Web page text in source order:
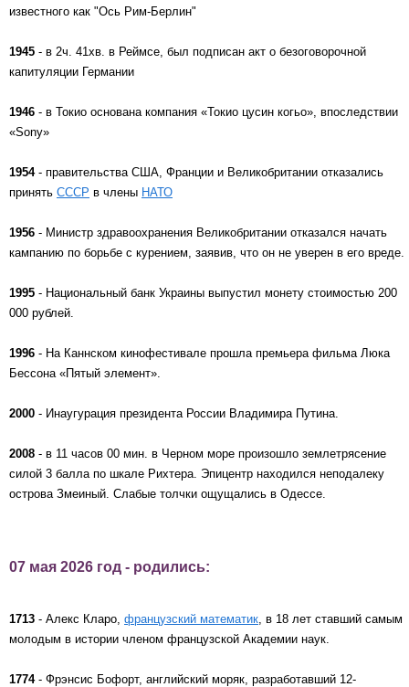
известного как "Ось Рим-Берлин"
1945 - в 2ч. 41хв. в Реймсе, был подписан акт о безоговорочной
капитуляции Германии
1946 - в Токио основана компания «Токио цусин когьо», впоследствии
«Sony»
1954- правительства США, Франции и Великобритании отказались
принять СССР в члены НАТО
1956 - Министр здравоохранения Великобритании отказался начать
кампанию по борьбе с курением, заявив, что он не уверен в его вреде.
1995 - Национальный банк Украины выпустил монету стоимостью 200
000 рублей.
1996 - На Каннском кинофестивале прошла премьера фильма Люка
Бессона «Пятый элемент».
2000 - Инаугурация президента России Владимира Путина.
2008 - в 11 часов 00 мин. в Черном море произошло землетрясение
силой 3 балла по шкале Рихтера. Эпицентр находился неподалеку
острова Змеиный. Слабые толчки ощущались в Одессе.
07 мая 2026 год - родились:
1713 - Алекс Кларо, французский математик , в 18 лет ставший самым
молодым в истории членом французской Академии наук.
1774- Фрэнсис Бофорт, английский моряк, разработавший 12-